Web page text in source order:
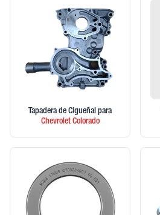
Tapadera de Cigueñal para
ChevroletColorado